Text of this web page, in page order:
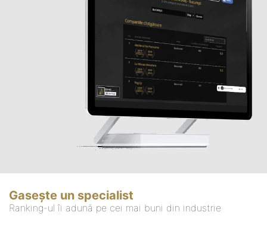
Gasește un specialist
Ranking-ul îi adună pe cei mai buni din industrie